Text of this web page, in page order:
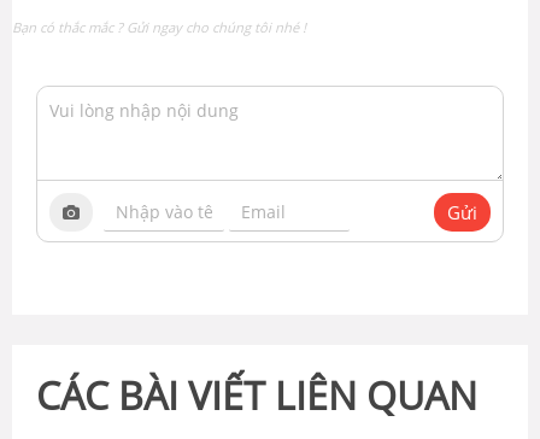
Bạn có thắc mắc ? Gửi ngay cho chúng tôi nhé !
Gửi
CÁC BÀI VIẾT LIÊN QUAN